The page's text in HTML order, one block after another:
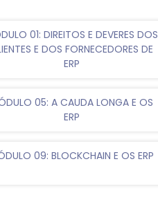
01: DIREITOS E DEVERES DOS
E DOS FORNECEDORES DE
ERP
05: A CAUDA LONGA E OS
ERP
09: BLOCKCHAIN E OS ERP